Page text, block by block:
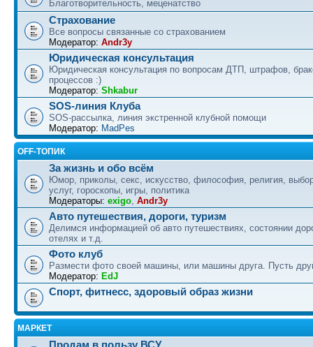
Благотворительность, меценатство
Страхование
Все вопросы связанные со страхованием
Модератор: Andr3y
Юридическая консультация
Юридическая консультация по вопросам ДТП, штрафов,
процессов :)
Модератор: Shkabur
SOS-линия Клуба
SOS-рассылка, линия экстренной клубной помощи
Модератор: MadPes
OFF-ТОПИК
За жизнь и обо всём
Юмор, приколы, секс, искусство, философия, религия,
услуг, гороскопы, игры, политика
Модераторы: exigo, Andr3y
Авто путешествия, дороги, туризм
Делимся информацией об авто путешествиях, состоянии
отелях и т.д.
Фото клуб
Размести фото своей машины, или машины друга. Пусть
Модератор: EdJ
Спорт, фитнесс, здоровый образ жизни
МАРКЕТ
Продам в пользу ВСУ